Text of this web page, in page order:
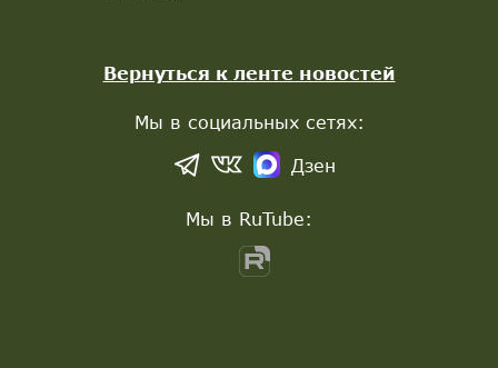
Вернуться к ленте новостей
Мы в социальных сетях:
Дзен
Мы в RuTube: